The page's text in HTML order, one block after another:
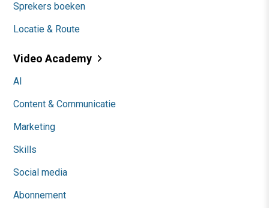
Sprekers boeken
Locatie & Route
Video Academy
AI
Content & Communicatie
Marketing
Skills
Social media
Abonnement